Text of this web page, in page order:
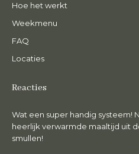
Hoe het werkt
Weekmenu
FAQ
Locaties
Reacties
Wat een super handig systeem!
heerlijk verwarmde maaltijd uit
smullen!